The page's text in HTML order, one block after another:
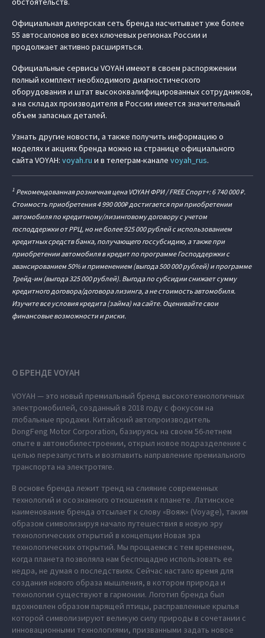
Официальная дилерская сеть бренда насчитывает уже более
55 автосалонов во всех ключевых регионах России и
продолжает активно расширяться.
Официальные сервисы VOYAH имеют в своем распоряжении
полный комплект необходимого диагностического
оборудования и штат высококвалифицированных сотрудников,
а на складах производителя в России имеется значительный
объем запасных деталей.
Узнать другие новости, а также получить информацию о
моделях и акциях бренда можно на странице официального
сайта VOYAH: voyah.ru и в телеграм-канале voyah_rus.
1 Рекомендованная розничная цена VOYAH ФРИ / FREE Спорт+: 6 740 000 ₽.
Стоимость приобретения 4 990 000₽ достигается при приобретении
автомобиля по кредитному/лизинговому договору с учетом
господдержки от РРЦ, но не более 925 000 рублей с использованием
кредитных средств банка, получающего госсубсидию, а также при
приобретении автомобиля в кредит по программе Господдержки с
авансированием 50% и применением (выгода 500 000 рублей) и программе
Трейд-ин (выгода 325 000 рублей). Выгода по субсидии снижает сумму
кредитного договора/договора лизинга, а не стоимость автомобиля.
Изучите все условия кредита (займа) на сайте. Оценивайте свои
финансовые возможности и риски.
О БРЕНДЕ VOYAH
VOYAH — это новый премиальный бренд высокотехнологичных
электромобилей, созданный в 2018 году с фокусом на
глобальные продажи. Китайский автопроизводитель
DongFeng Motor Corporation, базируясь на своем 56-летнем
опыте в автомобилестроении, открыл новое подразделение с
целью перезапустить и возглавить направление премиального
транспорта на электротяге.
В основе бренда лежит тренд на слияние современных
технологий и осознанного отношения к планете. Латинское
наименование бренда отсылает к слову «Вояж» (Voyage), таким
образом символизируя начало путешествия в новую эру
технологических открытий в концепции Новая эра
технологических открытий. Мы прощаемся с тем временем,
когда планета позволяла нам беспощадно использовать ее
недра, не думая о последствиях. Сейчас настало время для
создания нового образа мышления, в котором природа и
технологии существуют в гармонии. Логотип бренда был
вдохновлен образом парящей птицы, расправленные крылья
которой символизируют великую силу природы в сочетании с
инновационными технологиями, призванными задать новое